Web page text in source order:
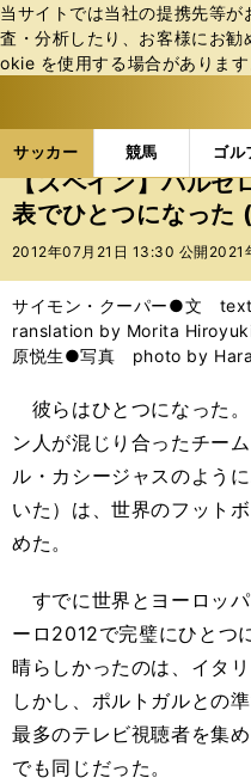
当サイトでは当社の提携先等
査・分析したり、お客様にお
okie を使⽤する場合がありま
サッカー 競馬 ゴル
ス
ポ
ル
バ
サッカーの記事一覧
【スペイン】バルセ
表でひとつになった
2012年07月21日 13:30 公開 2021
サイモン・クーパー●文
ranslation by Morita
原悦生●写真 photo by
彼らはひとつになった
ン人が混じり合ったチー
ル・カシージャスのよう
いた）は、世界のフット
めた。
すでに世界とヨーロッ
ーロ2012で完璧にひとつ
晴らしかったのは、イタ
しかし、ポルトガルとの
最多のテレビ視聴者を集
でも同じだった。